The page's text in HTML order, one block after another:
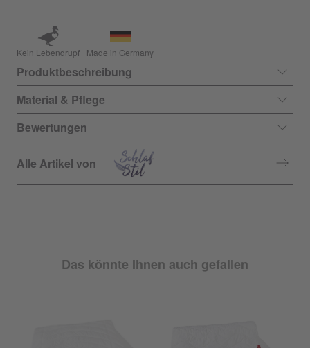
Kein Lebendrupf Made in Germany
Produktbeschreibung
Material & Pflege
Bewertungen
Alle Artikel von
Das könnte Ihnen auch gefallen